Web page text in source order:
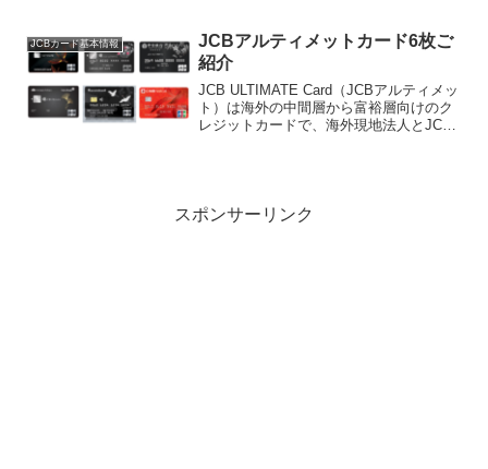
ードでの海外での...
JCBカード基本情報
JCBアルティメットカード6枚ご
紹介
JCB ULTIMATE Card（JCBアルティメッ
ト）は海外の中間層から富裕層向けのク
レジットカードで、海外現地法人とJCB
スポンサーリンク